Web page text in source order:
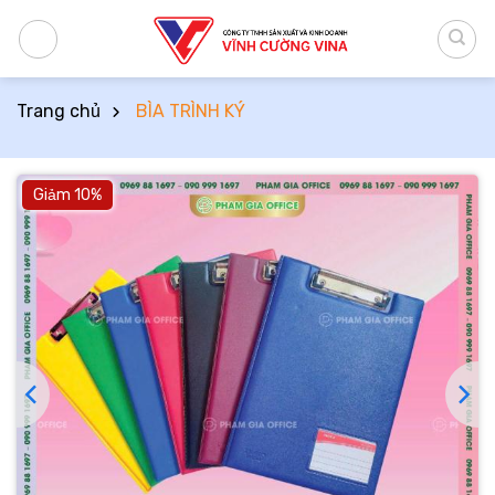
qua
Trang chủ
BÌA TRÌNH KÝ
Giảm 10%